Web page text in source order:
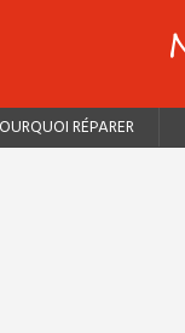
RÉPARER